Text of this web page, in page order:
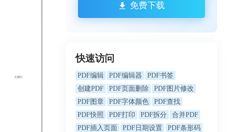
免费下载
快速访问
PDF编辑 PDF编辑器
PDF书签
创建PDF
PDF页面删除
PDF图片修改
PDF图章
PDF字体颜色
PDF查找
PDF快照
PDF打印 PDF拆分
合并PDF
PDF插入页面
PDF日期设置
PDF条形码